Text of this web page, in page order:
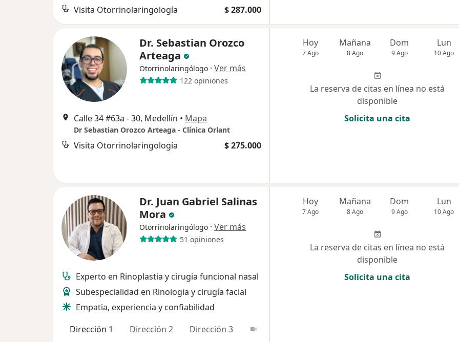
Visita Otorrinolaringología $ 287.000
Dr. Sebastian Orozco
Arteaga
Otorrinolaringólogo · Ver más
122 opiniones
Calle 34 #63a - 30, Medellín • Mapa
Dr Sebastian Orozco Arteaga - Clínica Orlant
Visita Otorrinolaringología $ 275.000
Hoy
7 Ago
Mañana
8 Ago
Dom
9 Ago
Lun
10 Ago
La reserva de citas en línea no está
disponible
Solicita una cita
Dr. Juan Gabriel Salinas
Mora
Otorrinolaringólogo · Ver más
51 opiniones
Experto en Rinoplastia y cirugia funcional nasal
Subespecialidad en Rinologia y cirugía facial
Empatia, experiencia y confiabilidad
Dirección 1
Dirección 2 Dirección 3
Hoy
7 Ago
Mañana
8 Ago
Dom
9 Ago
Lun
10 Ago
La reserva de citas en línea no está
disponible
Solicita una cita